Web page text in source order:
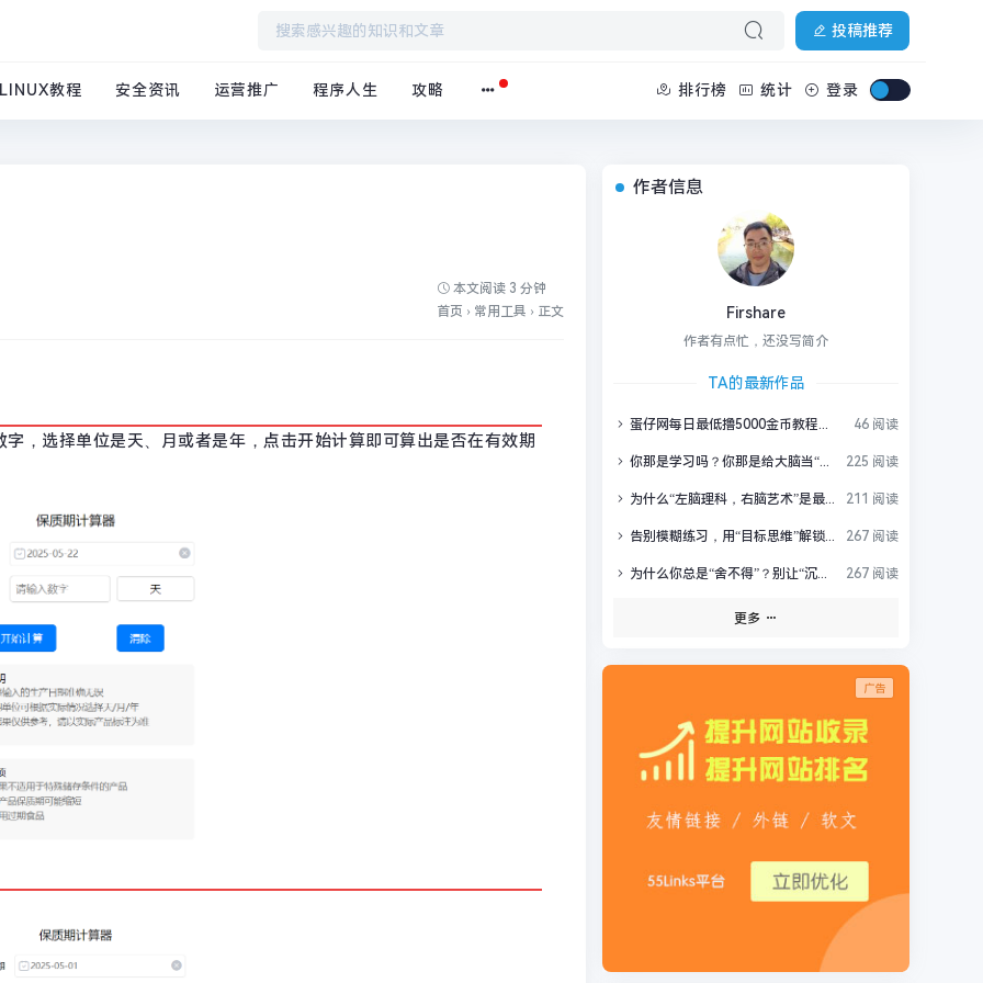
投稿推荐
LINUX教程 安全资讯 运营推广 程序人生 攻略 排行榜 统计 登录
本文阅读 3 分钟
首页 › 常用工具 › 正文
，选择单位是天、月或者是年，点击开始计算即可算出是否在有效期
作者信息
Firshare
作者有点忙，还没写简介
TA的最新作品
蛋仔网每日最低撸5000金币教程，白嫖金币快速赚大钱 46 阅读
你那是学习吗？你那是给大脑当“临时仓库”！掌握这个神技，一年学完33门课不是梦！ 225 阅读
为什么“左脑理科，右脑艺术”是最大的科学谣言？ 211 阅读
告别模糊练习，用“目标思维”解锁你的高效成长 267 阅读
为什么你总是“舍不得”？别让“沉没成本”掏空你的未来 267 阅读
更多